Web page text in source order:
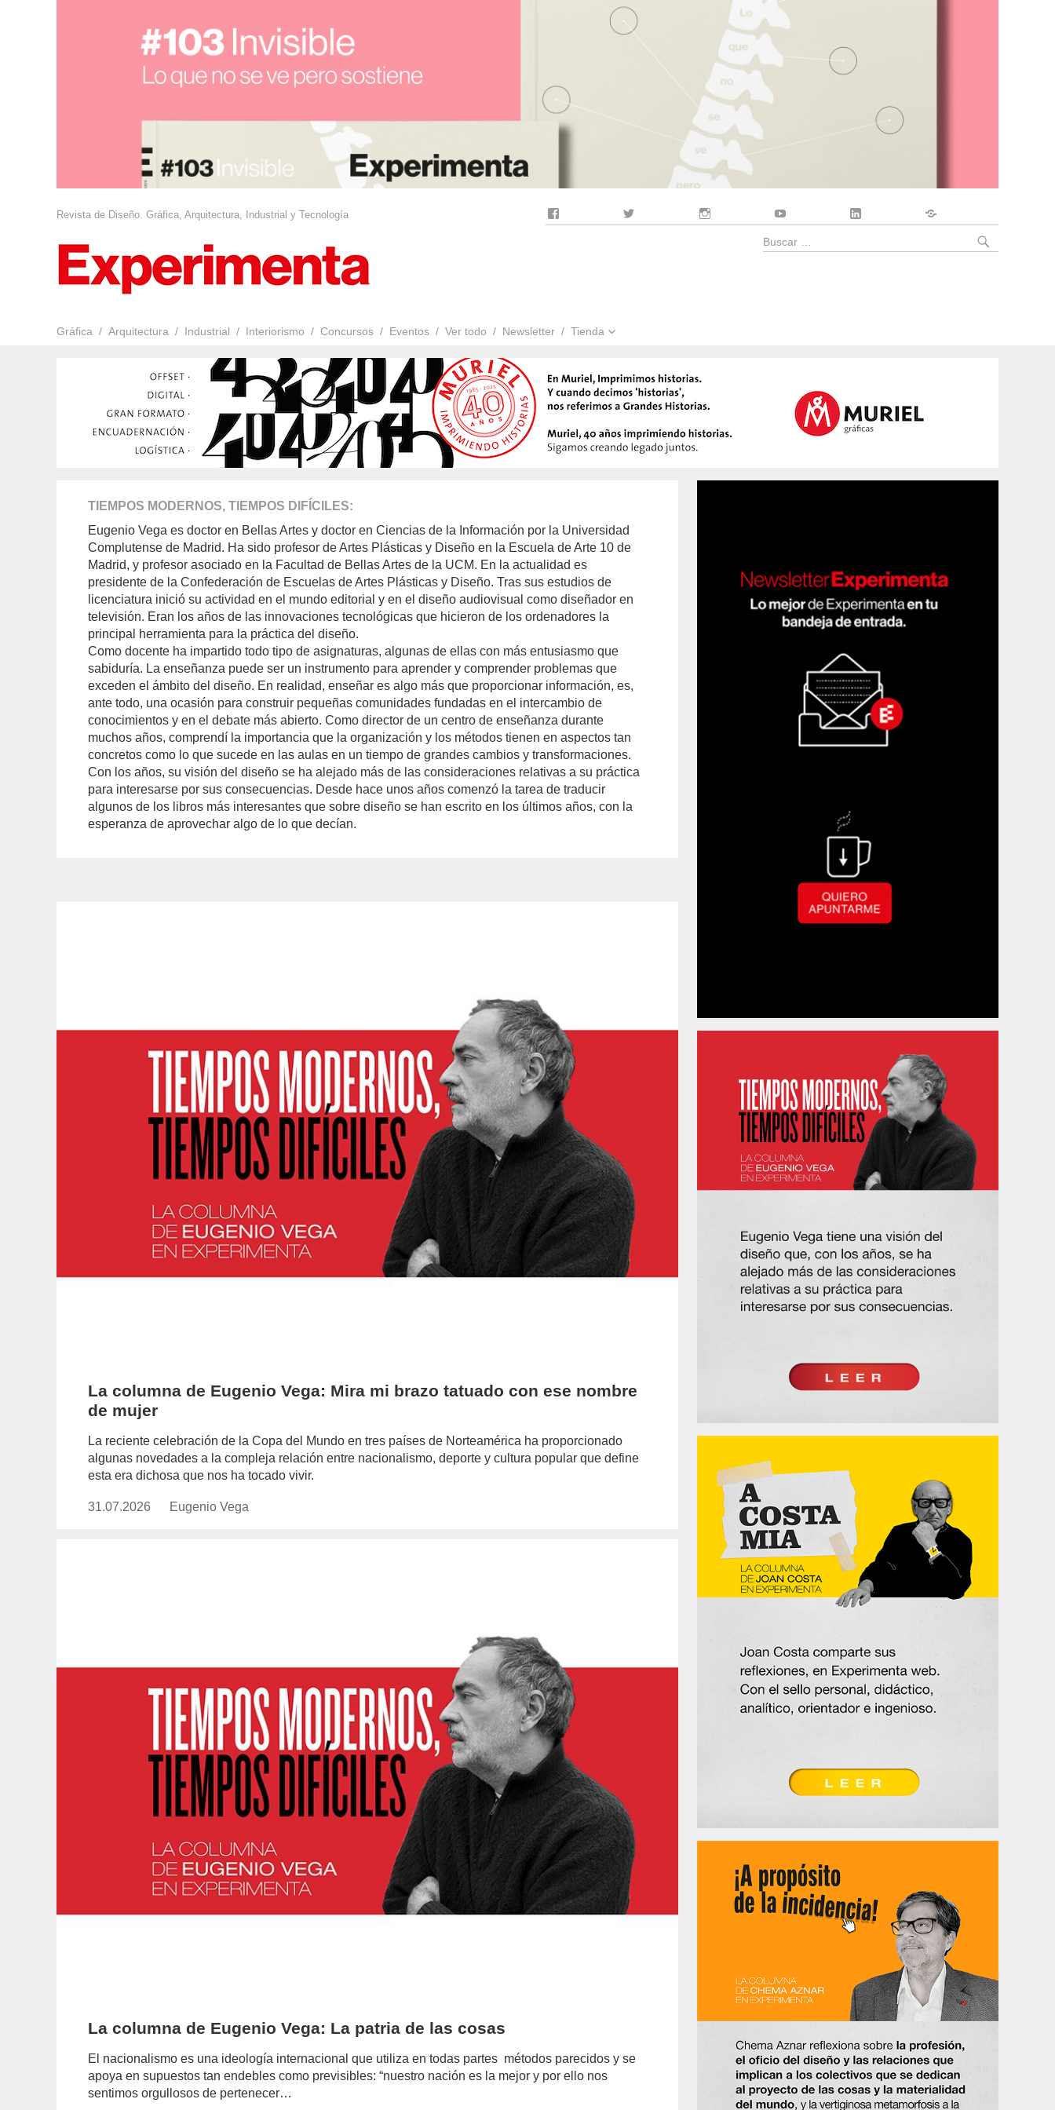
Revista de Diseño. Gráfica, Arquitectura, Industrial y Tecnología
Gráfica Arquitectura Industrial Interiorismo Concursos Eventos Ver todo Newsletter Tienda
TIEMPOS MODERNOS, TIEMPOS DIFÍCILES
Eugenio Vega es doctor en Bellas Artes y doctor en Ciencias de la Información por la Universidad
Complutense de Madrid. Ha sido profesor de Artes Plásticas y Diseño en la Escuela de Arte 10 de
Madrid, y profesor asociado en la Facultad de Bellas Artes de la UCM. En la actualidad es
presidente de la Confederación de Escuelas de Artes Plásticas y Diseño. Tras sus estudios de
licenciatura inició su actividad en el mundo editorial y en el diseño audiovisual como diseñador en
televisión. Eran los años de las innovaciones tecnológicas que hicieron de los ordenadores la
principal herramienta para la práctica del diseño.
Como docente ha impartido todo tipo de asignaturas, algunas de ellas con más entusiasmo que
sabiduría. La enseñanza puede ser un instrumento para aprender y comprender problemas que
exceden el ámbito del diseño. En realidad, enseñar es algo más que proporcionar información, es,
ante todo, una ocasión para construir pequeñas comunidades fundadas en el intercambio de
conocimientos y en el debate más abierto. Como director de un centro de enseñanza durante
muchos años, comprendí la importancia que la organización y los métodos tienen en aspectos tan
concretos como lo que sucede en las aulas en un tiempo de grandes cambios y transformaciones.
Con los años, su visión del diseño se ha alejado más de las consideraciones relativas a su práctica
para interesarse por sus consecuencias. Desde hace unos años comenzó la tarea de traducir
algunos de los libros más interesantes que sobre diseño se han escrito en los últimos años, con la
esperanza de aprovechar algo de lo que decían.
La columna de Eugenio Vega: Mira mi brazo tatuado con ese nombre
de mujer
La reciente celebración de la Copa del Mundo en tres países de Norteamérica ha proporcionado
algunas novedades a la compleja relación entre nacionalismo, deporte y cultura popular que define
esta era dichosa que nos ha tocado vivir.
Publicado
31.07.2026 https://www.experimenta.es/author/info1/
Eugenio Vega
La columna de Eugenio Vega: La patria de las cosas
El nacionalismo es una ideología internacional que utiliza en todas partes métodos parecidos y se
apoya en supuestos tan endebles como previsibles: “nuestro nación es la mejor y por ello nos
sentimos orgullosos de pertenecer…